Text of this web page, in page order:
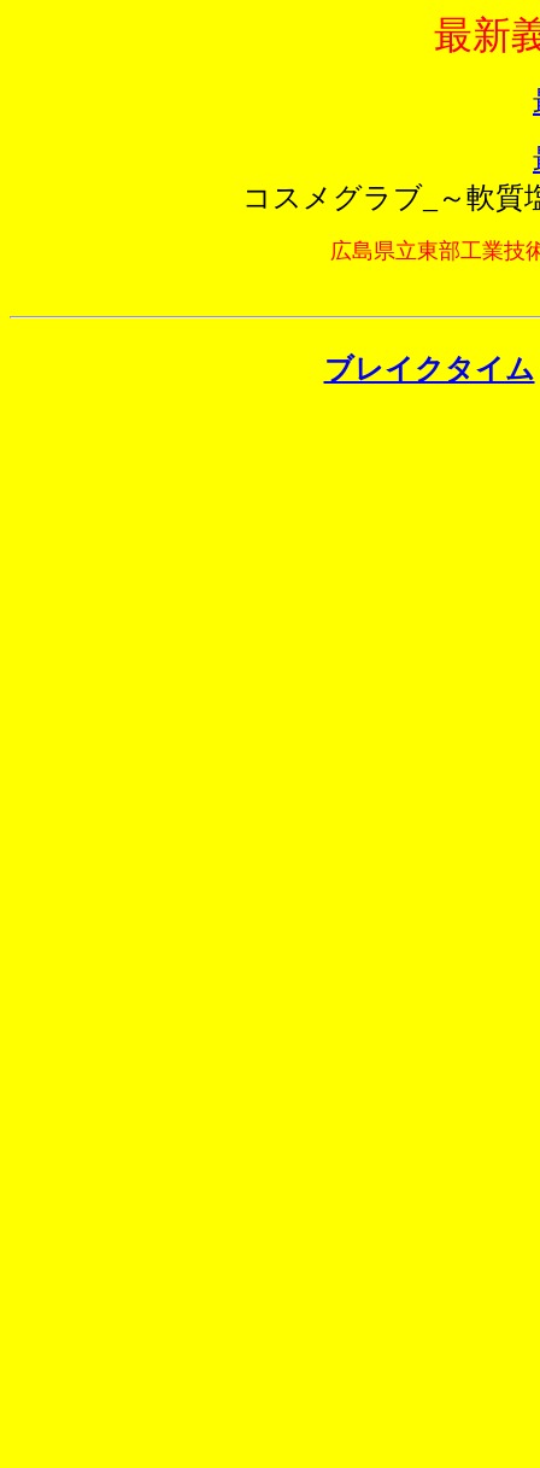
最新
コスメグラブ_～軟質
広島県立東部工業技
ブレイクタイム